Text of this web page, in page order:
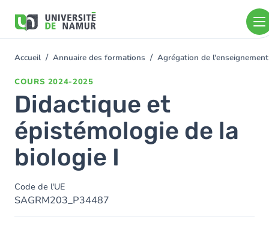
contenu
You
Accueil Annuaire des formations Agrégation de
COURS 2024-2025
Didactique et
épistémologie de la
biologie I
Code de l'UE
SAGRM203_P34487